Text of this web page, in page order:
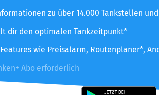
zu über 14.000 Tankstellen
dir den optimalen Tankzeitpunkt*
wie Preisalarm, Routenplaner*,
Abo erforderlich